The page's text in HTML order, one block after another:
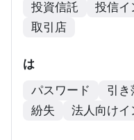
投資信託
投信イ
取引店
は
パスワード
引き
紛失
法人向けイ